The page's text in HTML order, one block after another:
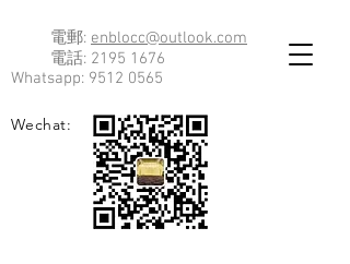
電郵: enblocc@outlook.com
電話: 2195 1676
Whatsapp: 9512 0565
Wechat: